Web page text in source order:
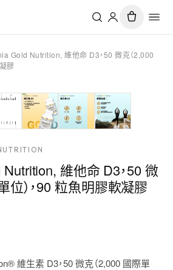
Gold Nutrition, 維他命 D3，50 微克（2,000
膠
維他命 D3，50 微
位），90 粒魚明膠軟凝膠
維生素 D3，50 微克（2,000 國際單